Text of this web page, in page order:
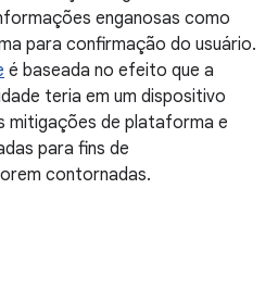
enganosas como
para confirmação do usuário.
é baseada no efeito que a
teria em um dispositivo
mitigações de plataforma e
para fins de
contornadas.